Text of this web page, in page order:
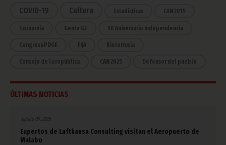
COVID-19 Cultura Estadísticas CAN 2015
Economía Gente GE 50 Aniversario Independencia
CongresoPDGE FIJA Bielorrusia
Consejo de la república CAN 2025 Defensor del pueblo
ÚLTIMAS NOTICIAS
agosto 09, 2026
Expertos de Lufthansa Consulting visitan el Aeropuerto de
Malabo